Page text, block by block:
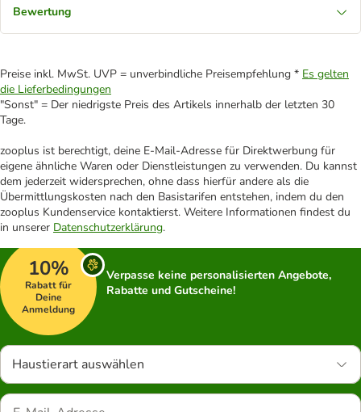
Bewertung
Preise inkl. MwSt. UVP = unverbindliche Preisempfehlung * Es gelten
die Lieferbedingungen
"Sonst" = Der niedrigste Preis des Artikels innerhalb der letzten 30
Tage.
zooplus ist berechtigt, deine E-Mail-Adresse für Direktwerbung für
eigene ähnliche Waren oder Dienstleistungen zu verwenden. Du kannst
dem jederzeit widersprechen, ohne dass hierfür andere als die
Übermittlungskosten nach den Basistarifen entstehen, indem du den
zooplus Kundenservice kontaktierst. Weitere Informationen findest du
in unserer Datenschutzerklärung.
10%
Rabatt für
Deine
Anmeldung
Verpasse keine personalisierten Angebote,
Rabatte und Gutscheine!
Haustierart auswählen